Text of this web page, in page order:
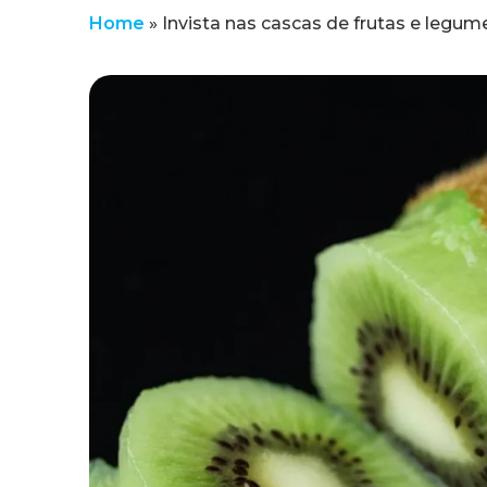
Home » Invista nas cascas de frutas e